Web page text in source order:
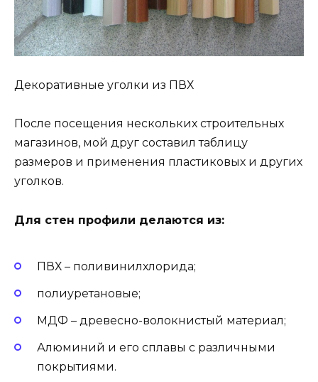
Декоративные уголки из ПВХ
После посещения нескольких строительных
магазинов, мой друг составил таблицу
размеров и применения пластиковых и других
уголков.
Для стен профили делаются из:
ПВХ – поливинилхлорида;
полиуретановые;
МДФ – древесно-волокнистый материал;
Алюминий и его сплавы с различными
покрытиями.